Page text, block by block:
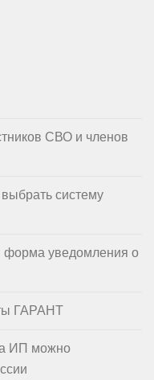
СВО и членов
систему
форма уведомления о
ГАРАНТ
ИП можно